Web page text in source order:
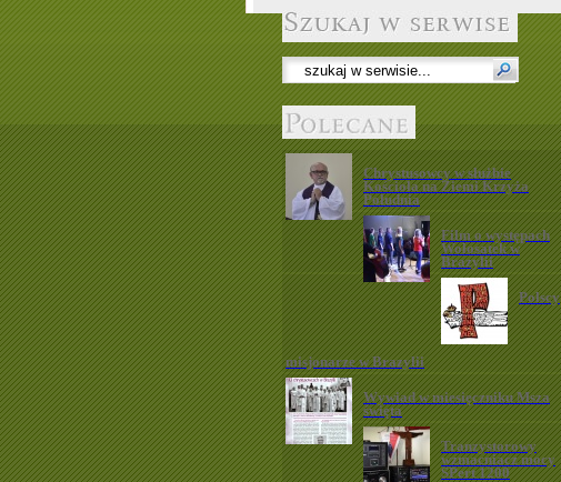
Chrystusowcy w służbie
Kościoła na Ziemi Krzyża
Południa
Film o występach
Wołosatek w
Brazylii
Polscy
misjonarze w Brazylii
Wywiad w miesięczniku Msza
święta
Tranzystorowy
wzmacniacz mocy
SPert 1200